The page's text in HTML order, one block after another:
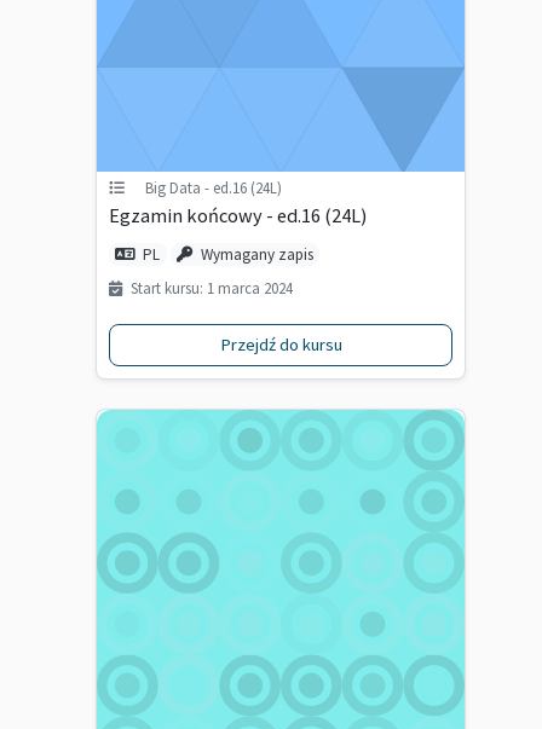
Big Data - ed.16 (24L)
Egzamin końcowy - ed.16 (24L)
PL Wymagany zapis
Start kursu: 1 marca 2024
Przejdź do kursu